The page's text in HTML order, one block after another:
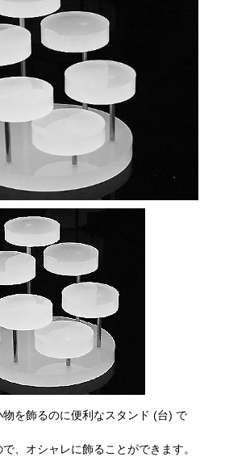
を飾るのに便利なスタンド (台) で
、オシャレに飾ることができます。